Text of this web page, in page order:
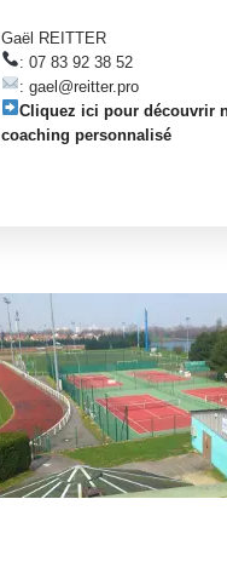
Gaël REITTER
: ‭07 83 92 38 52
: gael@reitter.pro
Cliquez ici pour découvrir
coaching personnalisé